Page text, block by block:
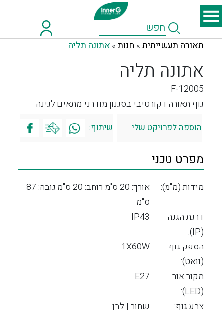
תאורה תעשייתית » חנות » אתונה תליה
אתונה תליה
F-12005
גוף תאורה דקורטיבי בסגנון מודרני מתאים לגינה
הוספה לפרויקט שלי שיתוף:
מפרט טכני
מידות (מ"מ):
אורך: 20 ס"מ רוחב: 20 ס"מ גובה: 87
ס"מ
דרגת הגנה
(IP):
IP43
הספק גוף
(וואט):
1X60W
מקור אור
(LED):
E27
צבע גוף: שחור | לבן